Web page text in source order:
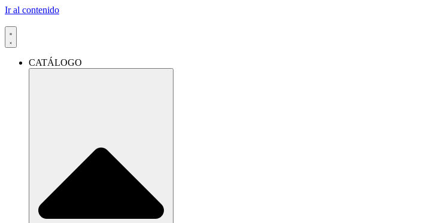
Ir al contenido
CATÁLOGO